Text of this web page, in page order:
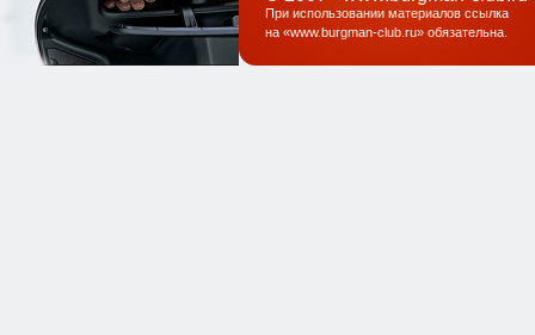
При использовании материалов ссылка
на «www.burgman-club.ru» обязательна